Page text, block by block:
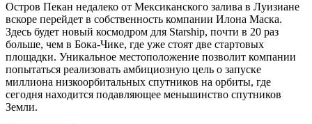
Остров Пекан недалеко от Мексиканского залива в Луизиане
вскоре перейдет в собственность компании Илона Маска.
Здесь будет новый космодром для Starship, почти в 20 раз
больше, чем в Бока-Чике, где уже стоят две стартовых
площадки. Уникальное местоположение позволит компании
попытаться реализовать амбициозную цель о запуске
миллиона низкоорбитальных спутников на орбиты, где
сегодня находится подавляющее меньшинство спутников
Земли.